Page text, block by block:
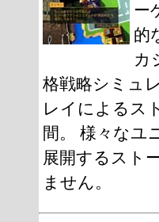
ー
的
カ
格戦略シミュ
レイによるス
間。 様々なユ
展開するスト
ません。